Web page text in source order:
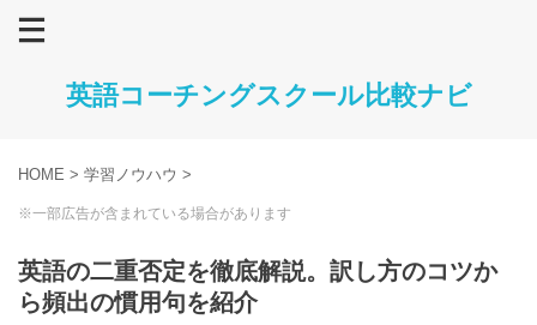
英語コーチングスクール比較ナビ
HOME > 学習ノウハウ >
※一部広告が含まれている場合があります
英語の二重否定を徹底解説。訳し方のコツか
ら頻出の慣用句を紹介